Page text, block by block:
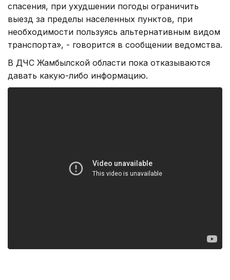
спасения, при ухудшении погоды ограничить
выезд за пределы населенных пунктов, при
необходимости пользуясь альтернативным видом
транспорта», - говорится в сообщении ведомства.
В ДЧС Жамбылской области пока отказываются
давать какую-либо информацию.